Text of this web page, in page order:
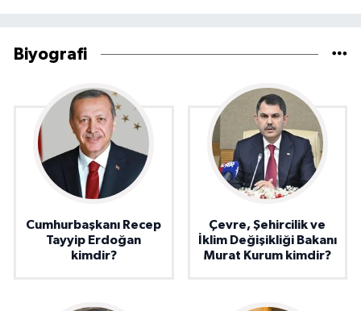
Biyografi
Cumhurbaşkanı Recep
Tayyip Erdoğan
kimdir?
Çevre, Şehircilik ve
İklim Değişikliği Bakanı
Murat Kurum kimdir?